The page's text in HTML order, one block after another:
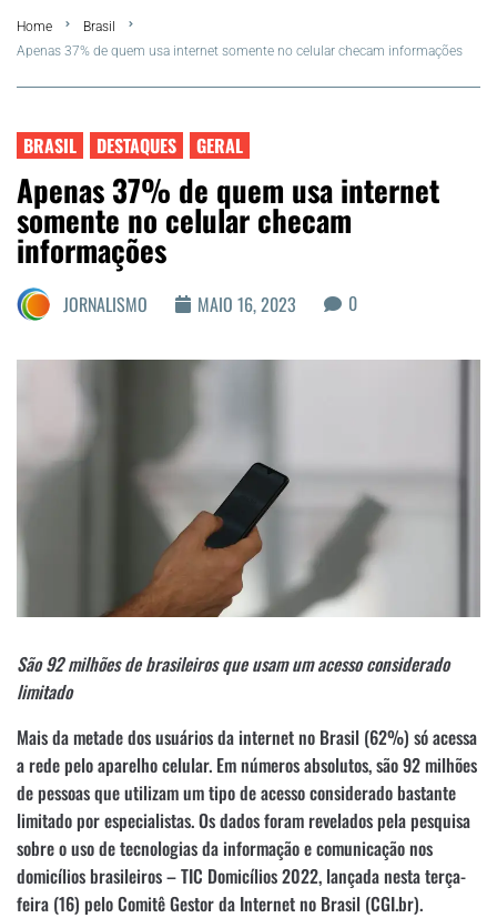
FLA Araru 2026
Região dos Lagos
Agenda Cultural
Colunistas
Home
Brasil
Apenas 37% de quem usa internet somente no celular checam informações
BRASIL DESTAQUES GERAL
Apenas 37% de quem usa internet
somente no celular checam
informações
JORNALISMO MAIO 16, 2023 0
São 92 milhões de brasileiros que usam um acesso considerado
limitado
Mais da metade dos usuários da internet no Brasil (62%) só acessa
a rede pelo aparelho celular. Em números absolutos, são 92 milhões
de pessoas que utilizam um tipo de acesso considerado bastante
limitado por especialistas. Os dados foram revelados pela pesquisa
sobre o uso de tecnologias da informação e comunicação nos
domicílios brasileiros – TIC Domicílios 2022, lançada nesta terça-
feira (16) pelo Comitê Gestor da Internet no Brasil (CGI.br).